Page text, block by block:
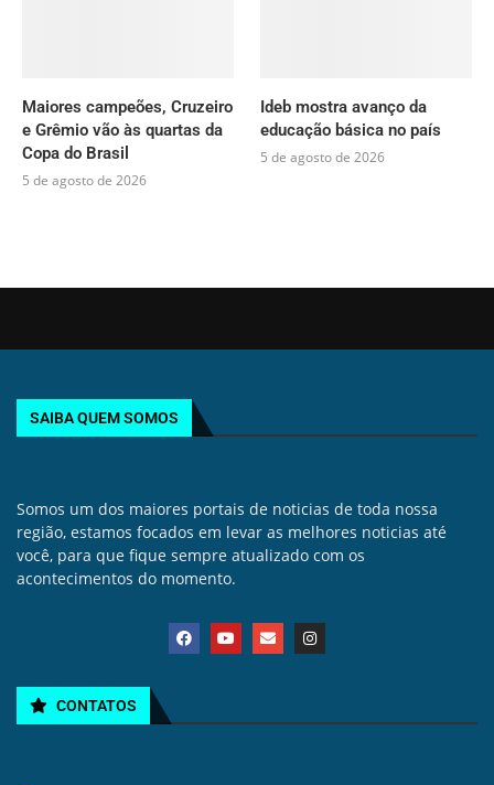
Maiores campeões, Cruzeiro
e Grêmio vão às quartas da
Copa do Brasil
5 de agosto de 2026
Ideb mostra avanço da
educação básica no país
5 de agosto de 2026
SAIBA QUEM SOMOS
Somos um dos maiores portais de noticias de toda nossa
região, estamos focados em levar as melhores noticias até
você, para que fique sempre atualizado com os
acontecimentos do momento.
CONTATOS